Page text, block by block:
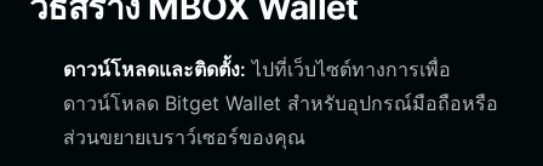
ดาวน์โหลดและติดตั้ง: ไปที่เว็บไซต์ทางการเพื่อ
ดาวน์โหลด Bitget Wallet สำหรับอุปกรณ์มือถือหรือ
ส่วนขยายเบราว์เซอร์ของคุณ